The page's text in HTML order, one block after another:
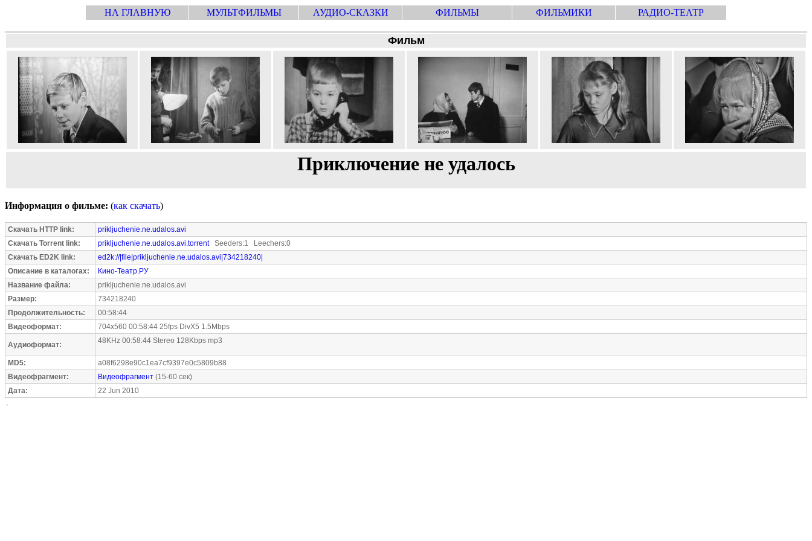
НА ГЛАВНУЮ МУЛЬТФИЛЬМЫ АУДИО-СКАЗКИ ФИЛЬМЫ ФИЛЬМИКИ РАДИО-ТЕАТР
Фильм
Приключение не удалось
Информация о фильме: (как скачать)
Скачать HTTP link:
prikljuchenie.ne.udalos.avi
Скачать Torrent link:
prikljuchenie.ne.udalos.avi.torrentSeeders:1 Leechers:0
Скачать ED2K link:
ed2k://|file|prikljuchenie.ne.udalos.avi|734218240|
Описание в каталогах:
Кино-Театр.РУ
Название файла:
prikljuchenie.ne.udalos.avi
Размер:
734218240
Продолжительность:
00:58:44
Видеоформат:
704x560 00:58:44 25fps DivX5 1.5Mbps
Аудиоформат: 48KHz 00:58:44 Stereo 128Kbps mp3
MD5:
a08f6298e90c1ea7cf9397e0c5809b88
Видеофрагмент:
Видеофрагмент (15-60 сек)
Дата:
22 Jun 2010